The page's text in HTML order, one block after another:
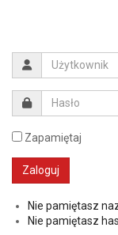
Zapamiętaj
Nie pamiętasz
Nie pamiętasz